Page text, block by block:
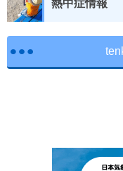
熱中症情報